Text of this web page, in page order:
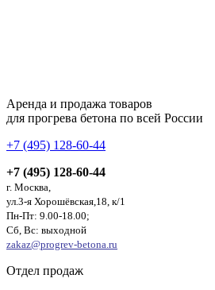
Аренда и продажа товаров
для прогрева бетона по всей России
+7 (495) 128-60-44
+7 (495) 128-60-44
г. Москва,
ул.3-я Хорошёвская,18, к/1
Пн-Пт: 9.00-18.00;
Сб, Вс: выходной
zakaz@progrev-betona.ru
Отдел продаж